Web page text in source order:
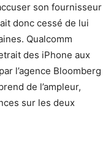
son fournisseur
donc cessé de lui
Qualcomm
des iPhone aux
l’agence Bloomberg
de l’ampleur,
sur les deux